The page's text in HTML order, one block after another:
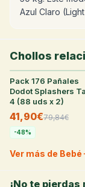
Azul Claro
Chollos
33
Pack 176 Pañales
Dodot Splashers
4 (88 uds x 2)
41,90€79,84€
-48%
Ver más de Bebé
¡No te